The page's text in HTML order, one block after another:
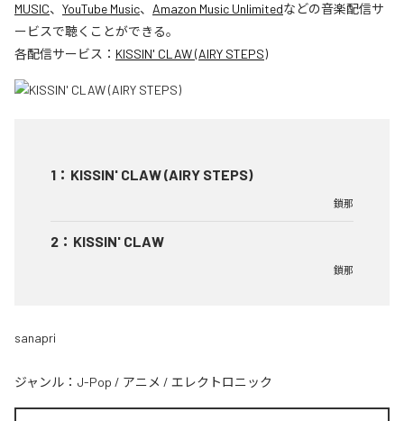
MUSIC、 YouTube Music、 Amazon Music Unlimitedなどの音楽配信サ
ービスで聴くことができる。
各配信サービス： KISSIN' CLAW (AIRY STEPS)
1 ： KISSIN' CLAW (AIRY STEPS)
鎖那
2 ： KISSIN' CLAW
鎖那
sanapri
ジャンル： J-Pop / アニメ / エレクトロニック